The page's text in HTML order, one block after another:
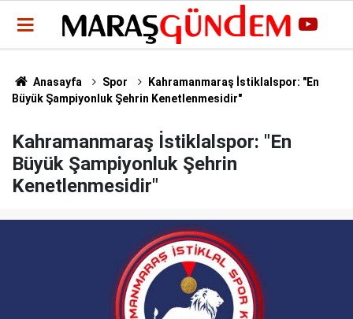
Anasayfa Spor
Kahramanmaraş İstiklalspor: "En
Büyük Şampiyonluk Şehrin Kenetlenmesidir"
Kahramanmaraş İstiklalspor: "En
Büyük Şampiyonluk Şehrin
Kenetlenmesidir"